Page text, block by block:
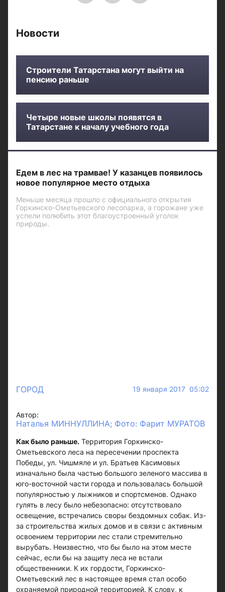
Новости
Строители Татарстана могут выйти на
пенсию раньше
Четыре новые школы появятся в
Татарстане к началу учебного года
Едем в лес на трамвае! У казанцев появилось
новое популярное место отдыха
Меньше месяца прошло с официального открытия
Горкинско-Ометьевского лесопарка, а горожане уже
успели полюбить этот благоустроенный уголок
природы.
ГОРОД 19 января 2017 05:02
Автор:
Наталья МИННУЛЛИНА; Фото: Фарит МУРАТОВ
Как было раньше. Территория Горкинско-
Ометьевского леса на пересечении проспекта
Победы, ул. Чишмяле и ул. Братьев Касимовых
изначально была частью большого зеленого массива в
юго-восточной части города и пользовалась большой
популярностью у лыжников и спортсменов. Однако
гулять в лесу было небезопасно: отсутствовало
освещение, встречались своры бездомных собак. Из-
за строительства жилых домов и в связи с активным
освоением территории лес стали стремительно
вырубать. Неизвестно, что бы было на этом месте
сейчас, если бы на защиту леса не встали
общественники. К их гордости, Горкинско-
Ометьевский лес в настоящее время стал особо
охраняемой природной территорией. К слову, к